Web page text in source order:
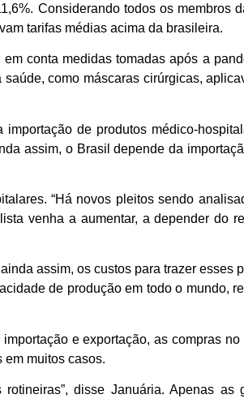
Considerando todos os membros
tarifas médias acima da brasileira.
conta medidas tomadas após a
como máscaras cirúrgicas,
de produtos médico-
assim, o Brasil depende da
“Há novos pleitos sendo
venha a aumentar, a depender do
assim, os custos para trazer esses
de produção em todo o mundo,
e exportação, as compras no
em muitos casos.
disse Januária. Apenas as